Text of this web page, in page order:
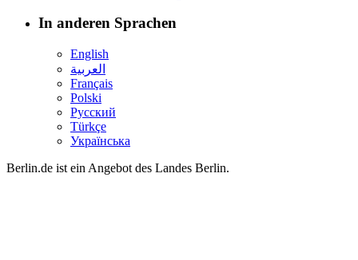
In anderen Sprachen
English
العربية
Français
Polski
Русский
Türkçe
Українська
Berlin.de ist ein Angebot des Landes Berlin.